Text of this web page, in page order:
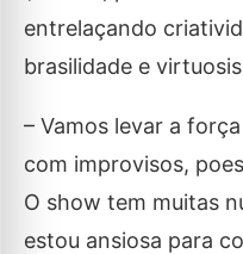
entrelaçando
brasilidade e
– Vamos levar a
com improvisos,
O show tem muitas
estou ansiosa para